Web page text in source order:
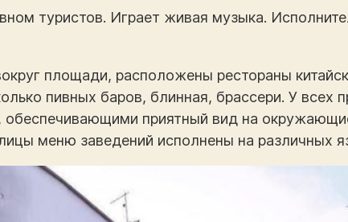
туристов. Играет живая музыка.
площади, расположены рестораны
пивных баров, блинная, брассери. У всех
приятный вид на
меню заведений исполнены на различных